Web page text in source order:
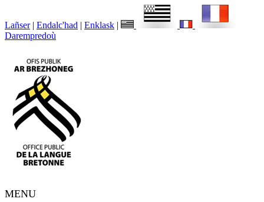
Lañser | Endalc'had | Enklask |
Darempredoù
MENU